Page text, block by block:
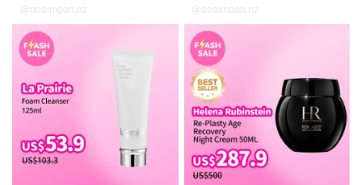
@dealmoon.nz @dealmoon.nz
大牌秒杀 大牌秒杀